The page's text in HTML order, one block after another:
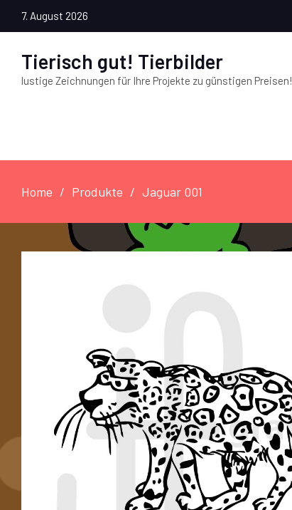
7. August 2026
Tierisch gut! Tierbilder
lustige Zeichnungen für Ihre Projekte zu günstigen Preisen!
Home Produkte Jaguar 001